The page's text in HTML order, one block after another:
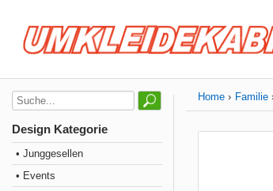
Design Kategorie
• Junggesellen
• Events
Home Familie